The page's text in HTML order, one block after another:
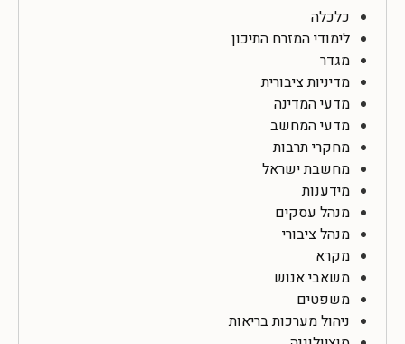
כלכלה
לימודי המזרח התיכון
מגדר
מדיניות ציבורית
מדעי המדינה
מדעי המחשב
מחקרי תרבות
מחשבת ישראל
מידענות
מנהל עסקים
מנהל ציבורי
מקרא
משאבי אנוש
משפטים
ניהול מערכות בריאות